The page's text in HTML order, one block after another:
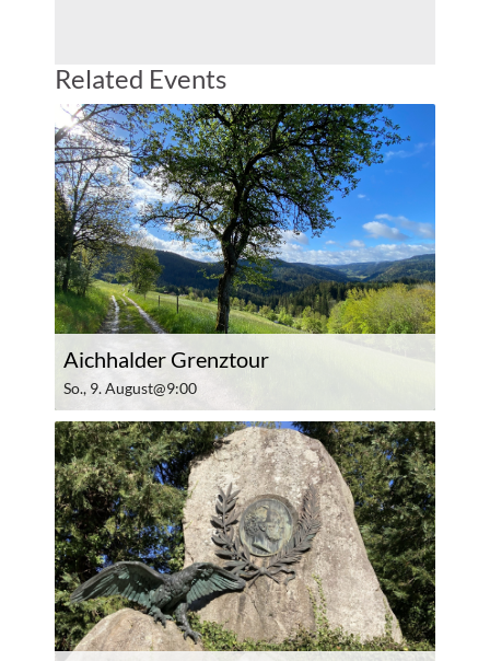
Related Events
Aichhalder Grenztour
So., 9. August@9:00